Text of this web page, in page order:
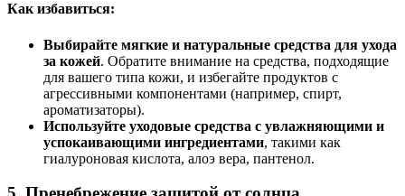
Как избавиться:
Выбирайте мягкие и натуральные средства для ухода
за кожей. Обратите внимание на средства, подходящие
для вашего типа кожи, и избегайте продуктов с
агрессивными компонентами (например, спирт,
ароматизаторы).
Используйте уходовые средства с увлажняющими и
успокаивающими ингредиентами, такими как
гиалуроновая кислота, алоэ вера, пантенол.